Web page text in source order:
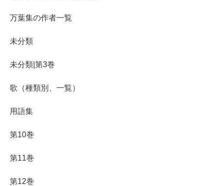
万葉集の作者一覧
未分類
未分類|第3巻
歌（種類別、一覧）
用語集
第10巻
第11巻
第12巻